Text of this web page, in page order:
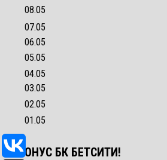
08.05
07.05
06.05
05.05
04.05
03.05
02.05
01.05
✅ БОНУС БК БЕТСИТИ!